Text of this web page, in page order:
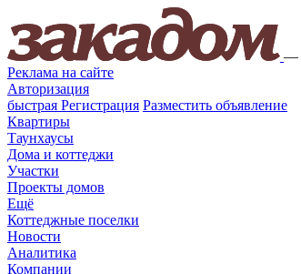
—
Реклама на сайте
Авторизация
быстрая Регистрация Разместить объявление
Квартиры
Таунхаусы
Дома и коттеджи
Участки
Проекты домов
Ещё
Коттеджные поселки
Новости
Аналитика
Компании